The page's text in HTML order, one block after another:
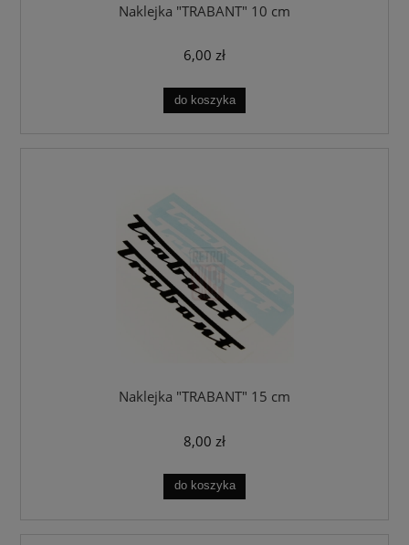
Naklejka "TRABANT" 10 cm
6,00 zł
do koszyka
Naklejka "TRABANT" 15 cm
8,00 zł
do koszyka